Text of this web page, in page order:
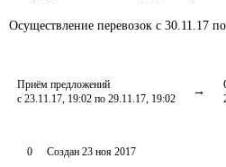
Осуществление перевозок с 30.11.17
Приём предложений
с 23.11.17, 19:02 по 29.11.17, 19:02
0 Создан 23 ноя 2017